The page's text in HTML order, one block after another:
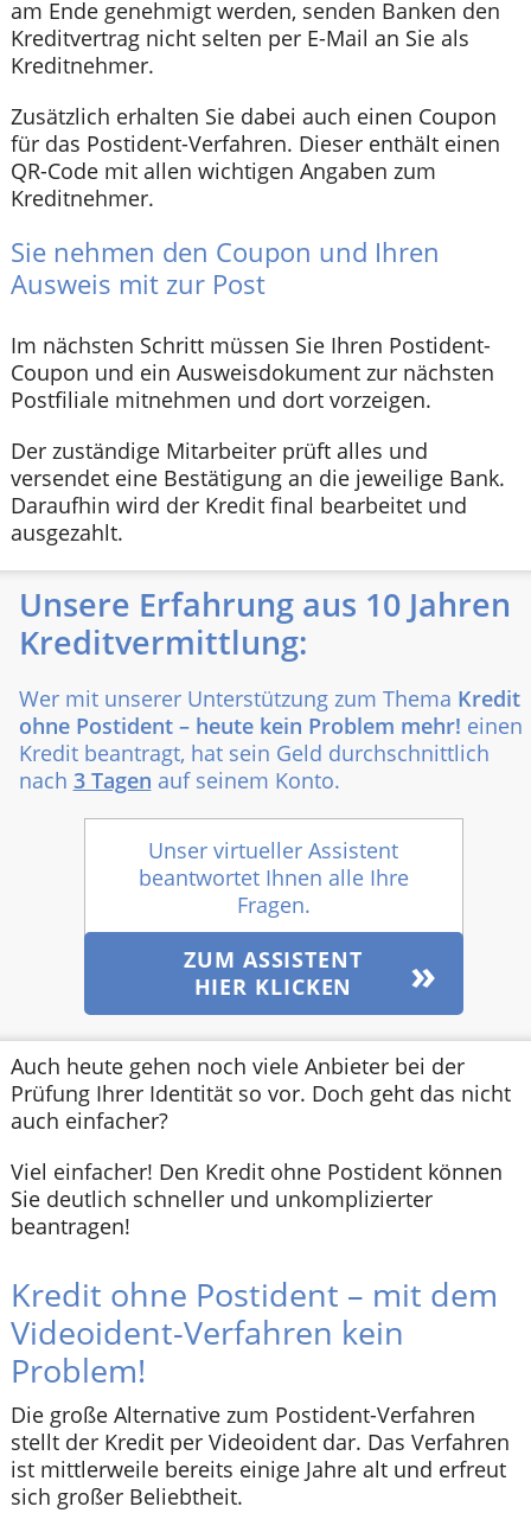
am Ende genehmigt werden, senden Banken den
Kreditvertrag nicht selten per E-Mail an Sie als
Kreditnehmer.
Zusätzlich erhalten Sie dabei auch einen Coupon
für das Postident-Verfahren. Dieser enthält einen
QR-Code mit allen wichtigen Angaben zum
Kreditnehmer.
Sie nehmen den Coupon und Ihren
Ausweis mit zur Post
Im nächsten Schritt müssen Sie Ihren Postident-
Coupon und ein Ausweisdokument zur nächsten
Postfiliale mitnehmen und dort vorzeigen.
Der zuständige Mitarbeiter prüft alles und
versendet eine Bestätigung an die jeweilige Bank.
Daraufhin wird der Kredit final bearbeitet und
ausgezahlt.
Unsere Erfahrung aus 10 Jahren
Kreditvermittlung:
Wer mit unserer Unterstützung zum Thema Kredit
ohne Postident – heute kein Problem mehr! einen
Kredit beantragt, hat sein Geld durchschnittlich
nach 3 Tagen auf seinem Konto.
Unser virtueller Assistent
beantwortet Ihnen alle Ihre
Fragen.
ZUM ASSISTENT
HIER KLICKEN
Auch heute gehen noch viele Anbieter bei der
Prüfung Ihrer Identität so vor. Doch geht das nicht
auch einfacher?
Viel einfacher! Den Kredit ohne Postident können
Sie deutlich schneller und unkomplizierter
beantragen!
Kredit ohne Postident – mit dem
Videoident-Verfahren kein
Problem!
Die große Alternative zum Postident-Verfahren
stellt der Kredit per Videoident dar. Das Verfahren
ist mittlerweile bereits einige Jahre alt und erfreut
sich großer Beliebtheit.